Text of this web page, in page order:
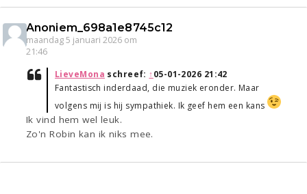
Anoniem_698a1e8745c12
maandag 5 januari 2026 om
21:46
LieveMona schreef: ↑05-01-2026 21:42
Fantastisch inderdaad, die muziek eronder. Maar
volgens mij is hij sympathiek. Ik geef hem een kans
Ik vind hem wel leuk.
Zo'n Robin kan ik niks mee.